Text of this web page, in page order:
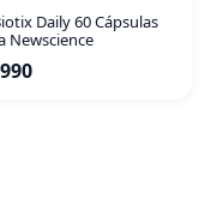
Daily 60 Cápsulas
Newscience